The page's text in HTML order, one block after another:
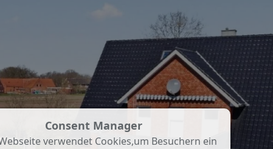
Consent Manager
verwendet Cookies,um Besuchern ein